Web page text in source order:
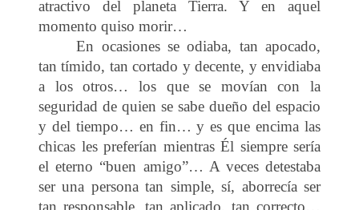
atractivo del planeta Tierra. Y en aquel
momento quiso morir…
En ocasiones se odiaba, tan apocado,
tan tímido, tan cortado y decente, y envidiaba
a los otros… los que se movían con la
seguridad de quien se sabe dueño del espacio
y del tiempo… en fin… y es que encima las
chicas les preferían mientras Él siempre sería
el eterno “buen amigo”… A veces detestaba
ser una persona tan simple, sí, aborrecía ser
tan responsable, tan aplicado, tan correcto…